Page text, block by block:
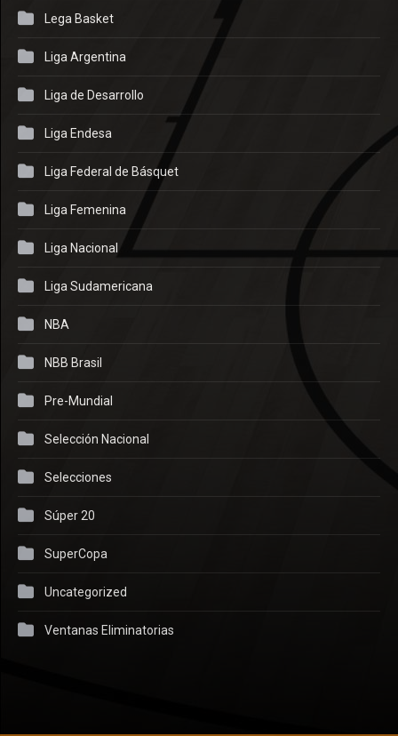
Lega Basket
Liga Argentina
Liga de Desarrollo
Liga Endesa
Liga Federal de Básquet
Liga Femenina
Liga Nacional
Liga Sudamericana
NBA
NBB Brasil
Pre-Mundial
Selección Nacional
Selecciones
Súper 20
SuperCopa
Uncategorized
Ventanas Eliminatorias